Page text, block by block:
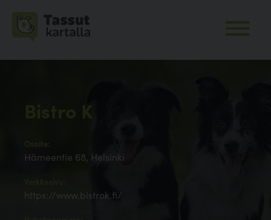
Bistro K
Hämeentie 68, Helsinki
https://www.bistrok.fi/